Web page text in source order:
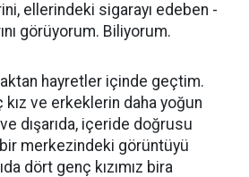
ellerindeki sigarayı edeben -
görüyorum. Biliyorum.
hayretler içinde geçtim.
ve erkeklerin daha yoğun
dışarıda, içeride doğrusu
merkezindeki görüntüyü
dört genç kızımız bira